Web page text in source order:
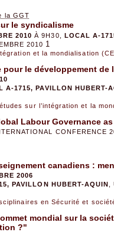
la GGT
le syndicalisme
2010 À 9H30, LOCAL A-
2010 1
et la mondialisation
le développement de
A-1715, PAVILLON HUBERT-
sur l’intégration et la
Labour Governance
CONFERENCE
canadiens :
2006
PAVILLON HUBERT-AQUIN
en Sécurité et
mondial sur la
?"